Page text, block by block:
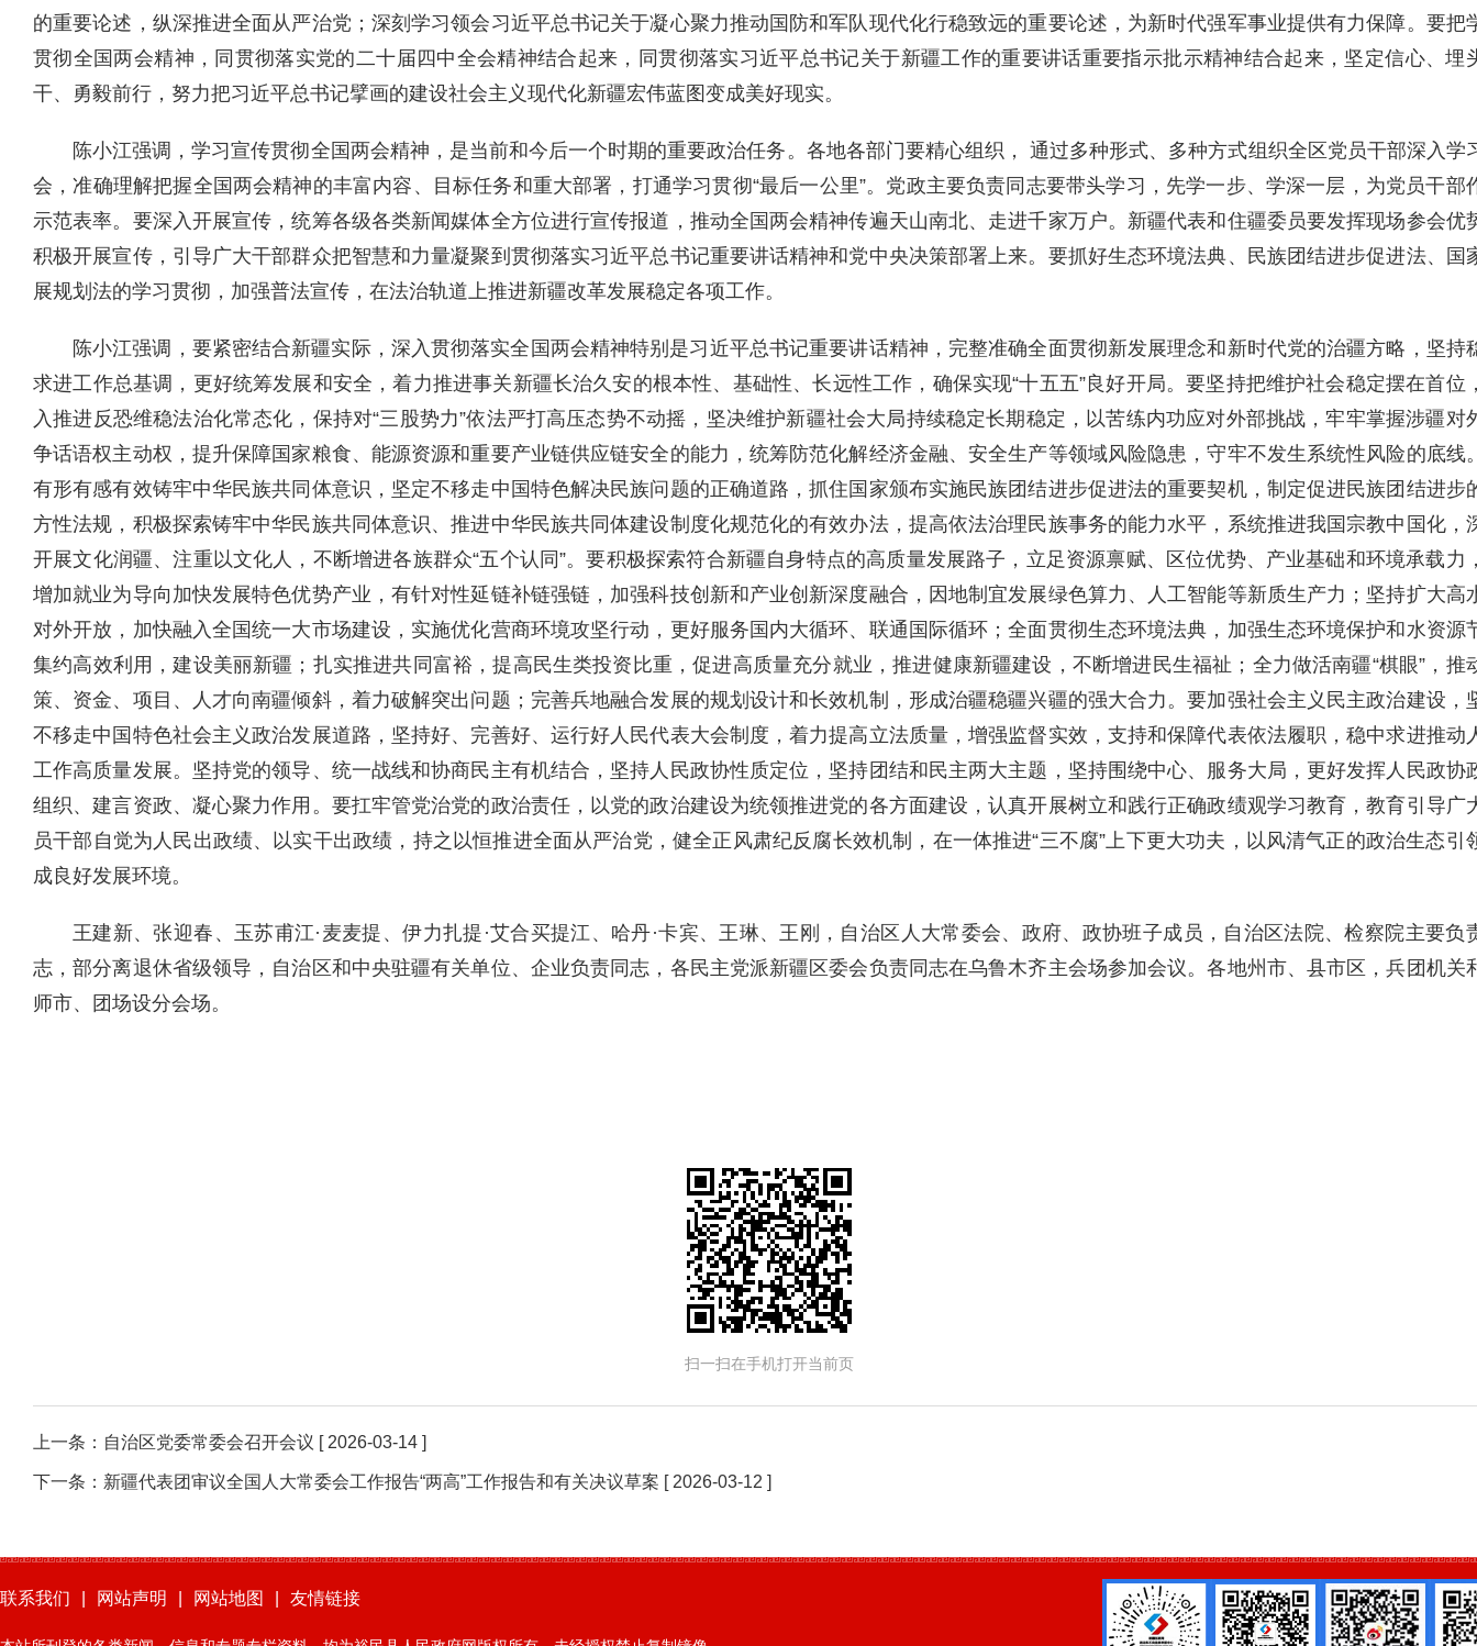
的重要论述，纵深推进全面从严治党；深刻学习领会习近平总书记关于凝心聚力推动国防和军队现代化行稳致远的重要论述，为新时代强军事业提供有力保障。要把
贯彻全国两会精神，同贯彻落实党的二十届四中全会精神结合起来，同贯彻落实习近平总书记关于新疆工作的重要讲话重要指示批示精神结合起来，坚定信心、埋
干、勇毅前行，努力把习近平总书记擘画的建设社会主义现代化新疆宏伟蓝图变成美好现实。
陈小江强调，学习宣传贯彻全国两会精神，是当前和今后一个时期的重要政治任务。各地各部门要精心组织， 通过多种形式、多种方式组织全区党员干部深入学
会，准确理解把握全国两会精神的丰富内容、目标任务和重大部署，打通学习贯彻“最后一公里”。党政主要负责同志要带头学习，先学一步、学深一层，为党员干部
示范表率。要深入开展宣传，统筹各级各类新闻媒体全方位进行宣传报道，推动全国两会精神传遍天山南北、走进千家万户。新疆代表和住疆委员要发挥现场参会优
积极开展宣传，引导广大干部群众把智慧和力量凝聚到贯彻落实习近平总书记重要讲话精神和党中央决策部署上来。要抓好生态环境法典、民族团结进步促进法、国
展规划法的学习贯彻，加强普法宣传，在法治轨道上推进新疆改革发展稳定各项工作。
陈小江强调，要紧密结合新疆实际，深入贯彻落实全国两会精神特别是习近平总书记重要讲话精神，完整准确全面贯彻新发展理念和新时代党的治疆方略，坚持
求进工作总基调，更好统筹发展和安全，着力推进事关新疆长治久安的根本性、基础性、长远性工作，确保实现“十五五”良好开局。要坚持把维护社会稳定摆在首位
入推进反恐维稳法治化常态化，保持对“三股势力”依法严打高压态势不动摇，坚决维护新疆社会大局持续稳定长期稳定，以苦练内功应对外部挑战，牢牢掌握涉疆对
争话语权主动权，提升保障国家粮食、能源资源和重要产业链供应链安全的能力，统筹防范化解经济金融、安全生产等领域风险隐患，守牢不发生系统性风险的底线
有形有感有效铸牢中华民族共同体意识，坚定不移走中国特色解决民族问题的正确道路，抓住国家颁布实施民族团结进步促进法的重要契机，制定促进民族团结进步
方性法规，积极探索铸牢中华民族共同体意识、推进中华民族共同体建设制度化规范化的有效办法，提高依法治理民族事务的能力水平，系统推进我国宗教中国化，
开展文化润疆、注重以文化人，不断增进各族群众“五个认同”。要积极探索符合新疆自身特点的高质量发展路子，立足资源禀赋、区位优势、产业基础和环境承载力
增加就业为导向加快发展特色优势产业，有针对性延链补链强链，加强科技创新和产业创新深度融合，因地制宜发展绿色算力、人工智能等新质生产力；坚持扩大高
对外开放，加快融入全国统一大市场建设，实施优化营商环境攻坚行动，更好服务国内大循环、联通国际循环；全面贯彻生态环境法典，加强生态环境保护和水资源
集约高效利用，建设美丽新疆；扎实推进共同富裕，提高民生类投资比重，促进高质量充分就业，推进健康新疆建设，不断增进民生福祉；全力做活南疆“棋眼”，推
策、资金、项目、人才向南疆倾斜，着力破解突出问题；完善兵地融合发展的规划设计和长效机制，形成治疆稳疆兴疆的强大合力。要加强社会主义民主政治建设，
不移走中国特色社会主义政治发展道路，坚持好、完善好、运行好人民代表大会制度，着力提高立法质量，增强监督实效，支持和保障代表依法履职，稳中求进推动
工作高质量发展。坚持党的领导、统一战线和协商民主有机结合，坚持人民政协性质定位，坚持团结和民主两大主题，坚持围绕中心、服务大局，更好发挥人民政协
组织、建言资政、凝心聚力作用。要扛牢管党治党的政治责任，以党的政治建设为统领推进党的各方面建设，认真开展树立和践行正确政绩观学习教育，教育引导广
员干部自觉为人民出政绩、以实干出政绩，持之以恒推进全面从严治党，健全正风肃纪反腐长效机制，在一体推进“三不腐”上下更大功夫，以风清气正的政治生态引
成良好发展环境。
王建新、张迎春、玉苏甫江·麦麦提、伊力扎提·艾合买提江、哈丹·卡宾、王琳、王刚，自治区人大常委会、政府、政协班子成员，自治区法院、检察院主要负
志，部分离退休省级领导，自治区和中央驻疆有关单位、企业负责同志，各民主党派新疆区委会负责同志在乌鲁木齐主会场参加会议。各地州市、县市区，兵团机关
师市、团场设分会场。
扫一扫在手机打开当前页
上一条： 自治区党委常委会召开会议 [ 2026-03-14 ]
下一条： 新疆代表团审议全国人大常委会工作报告“两高”工作报告和有关决议草案 [ 2026-03-12 ]
联系我们 网站声明 网站地图 友情链接